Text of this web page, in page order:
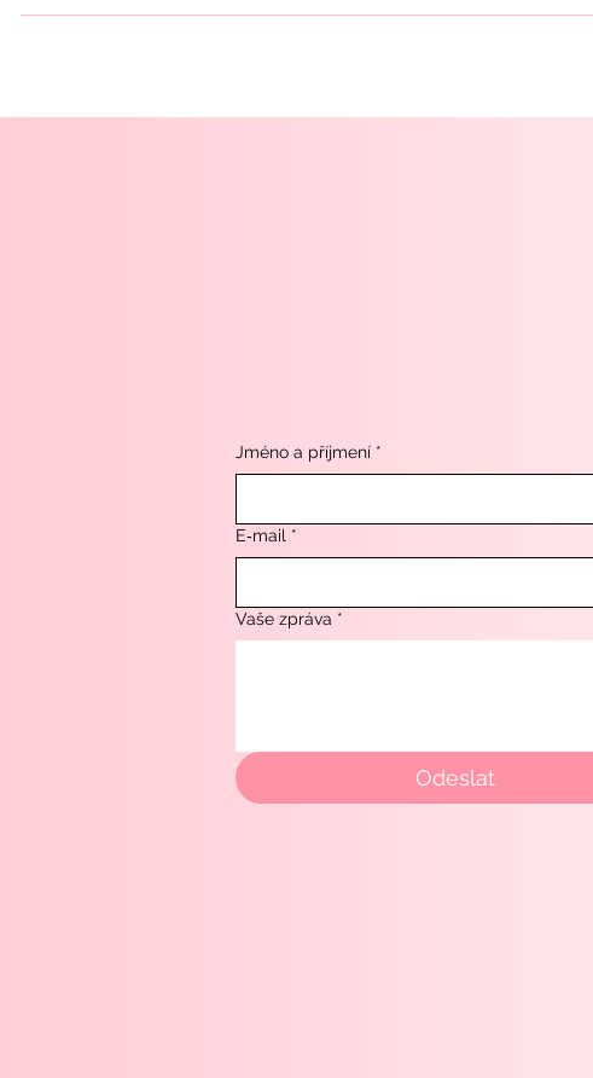
Jméno a příjmení *
E‑mail *
Vaše zpráva *
Odeslat